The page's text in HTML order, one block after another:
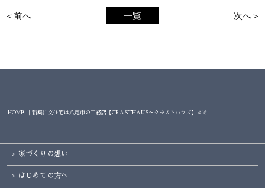
一覧
＜前へ 次へ＞
HOME ｜新築注文住宅は八尾市の工務店【CRASTHAUS～クラストハウズ】まで
家づくりの想い
はじめての方へ